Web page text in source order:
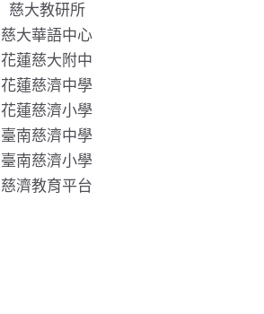
慈大教研所
慈大華語中心
花蓮慈大附中
花蓮慈濟中學
花蓮慈濟小學
臺南慈濟中學
臺南慈濟小學
慈濟教育平台